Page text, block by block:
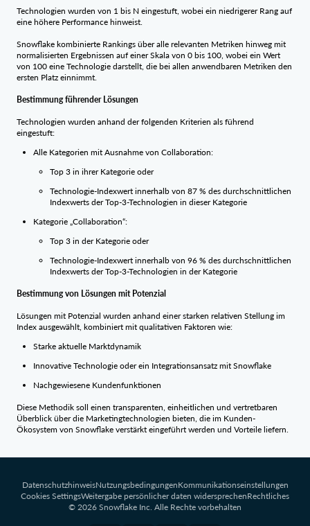
Technologien wurden von 1 bis N eingestuft, wobei ein niedrigerer Rang auf
eine höhere Performance hinweist.
Snowflake kombinierte Rankings über alle relevanten Metriken hinweg mit
normalisierten Ergebnissen auf einer Skala von 0 bis 100, wobei ein Wert
von 100 eine Technologie darstellt, die bei allen anwendbaren Metriken den
ersten Platz einnimmt.
Bestimmung führender Lösungen
Technologien wurden anhand der folgenden Kriterien als führend
eingestuft:
Alle Kategorien mit Ausnahme von Collaboration:
Top 3 in ihrer Kategorie oder
Technologie-Indexwert innerhalb von 87 % des durchschnittlichen
Indexwerts der Top-3-Technologien in dieser Kategorie
Kategorie „Collaboration“:
Top 3 in der Kategorie oder
Technologie-Indexwert innerhalb von 96 % des durchschnittlichen
Indexwerts der Top-3-Technologien in der Kategorie
Bestimmung von Lösungen mit Potenzial
Lösungen mit Potenzial wurden anhand einer starken relativen Stellung im
Index ausgewählt, kombiniert mit qualitativen Faktoren wie:
Starke aktuelle Marktdynamik
Innovative Technologie oder ein Integrationsansatz mit Snowflake
Nachgewiesene Kundenfunktionen
Diese Methodik soll einen transparenten, einheitlichen und vertretbaren
Überblick über die Marketingtechnologien bieten, die im Kunden-
Ökosystem von Snowflake verstärkt eingeführt werden und Vorteile liefern.
DatenschutzhinweisNutzungsbedingungenKommunikationseinstellungen
Cookies SettingsWeitergabe persönlicher daten widersprechenRechtliches
© 2026 Snowflake Inc. Alle Rechte vorbehalten